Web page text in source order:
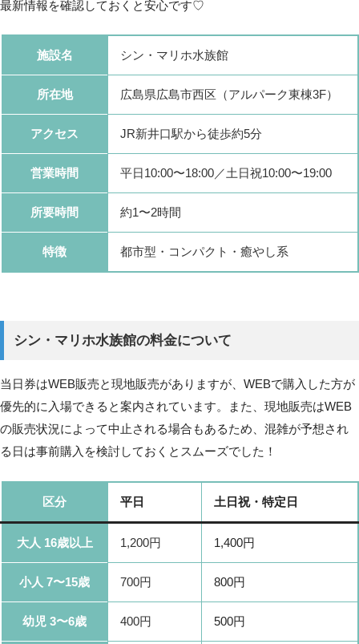
最新情報を確認しておくと安心です♡
施設名 シン・マリホ水族館
所在地 広島県広島市西区（アルパーク東棟3F）
アクセス JR新井口駅から徒歩約5分
営業時間 平日10:00〜18:00／土日祝10:00〜19:00
所要時間 約1〜2時間
特徴 都市型・コンパクト・癒やし系
シン・マリホ水族館の料金について
当日券はWEB販売と現地販売がありますが、WEBで購入した方が
優先的に入場できると案内されています。また、現地販売はWEB
の販売状況によって中止される場合もあるため、混雑が予想され
る日は事前購入を検討しておくとスムーズでした！
区分 平日 土日祝・特定日
大人 16歳以上 1,200円 1,400円
小人 7〜15歳 700円 800円
幼児 3〜6歳 400円 500円